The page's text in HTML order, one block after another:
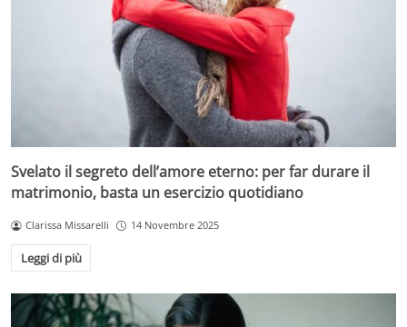
Svelato il segreto dell’amore eterno: per far durare il
matrimonio, basta un esercizio quotidiano
Clarissa Missarelli 14 Novembre 2025
Leggi di più